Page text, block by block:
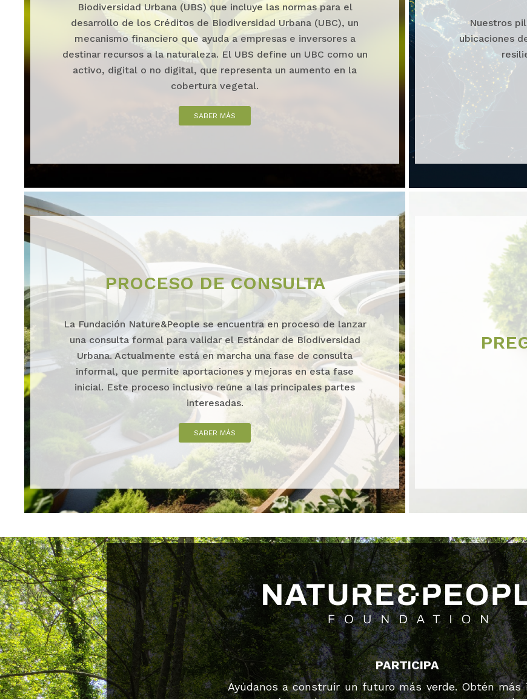
Biodiversidad Urbana (UBS) que incluye las normas para el
desarrollo de los Créditos de Biodiversidad Urbana (UBC), un
mecanismo financiero que ayuda a empresas e inversores a
destinar recursos a la naturaleza. El UBS define un UBC como un
activo, digital o no digital, que representa un aumento en la
cobertura vegetal.
SABER MÁS
Nuestros
ubicaciones
PROCESO DE CONSULTA
La Fundación Nature&People se encuentra en proceso de lanzar
una consulta formal para validar el Estándar de Biodiversidad
Urbana. Actualmente está en marcha una fase de consulta
informal, que permite aportaciones y mejoras en esta fase
inicial. Este proceso inclusivo reúne a las principales partes
interesadas.
SABER MÁS
PARTICIPA
Ayúdanos a construir un futuro más verde. Obtén más